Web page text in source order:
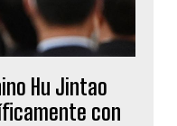
Hu Jintao
con